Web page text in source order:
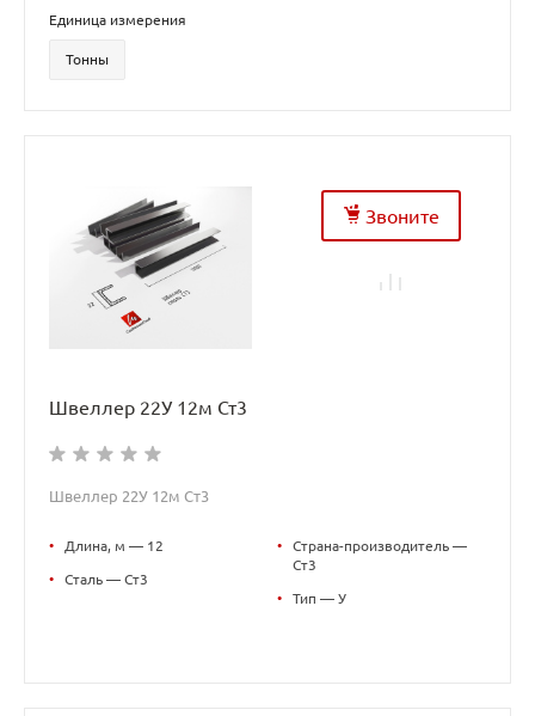
Единица измерения
Тонны
Звоните
Швеллер 22У 12м Ст3
Швеллер 22У 12м Ст3
• Длина, м — 12
• Сталь — Ст3
•
Страна-производитель —
Ст3
• Тип — У